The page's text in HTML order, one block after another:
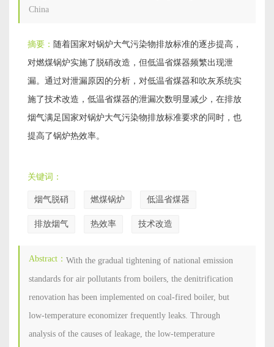
China
摘要： 随着国家对锅炉大气污染物排放标准的逐步提高，
对燃煤锅炉实施了脱硝改造，但低温省煤器频繁出现泄
漏。通过对泄漏原因的分析，对低温省煤器和吹灰系统实
施了技术改造，低温省煤器的泄漏次数明显减少，在排放
烟气满足国家对锅炉大气污染物排放标准要求的同时，也
提高了锅炉热效率。
关键词：
烟气脱硝 燃煤锅炉 低温省煤器
排放烟气 热效率 技术改造
Abstract： With the gradual tightening of national emission
standards for air pollutants from boilers, the denitrification
renovation has been implemented on coal-fired boiler, but
low-temperature economizer frequently leaks. Through
analysis of the causes of leakage, the low-temperature